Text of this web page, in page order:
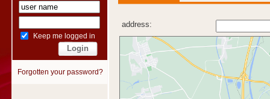
Keep me logged in
Forgotten your password?
address: